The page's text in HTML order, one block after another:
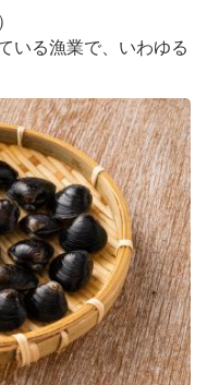
いる漁業で、いわゆる